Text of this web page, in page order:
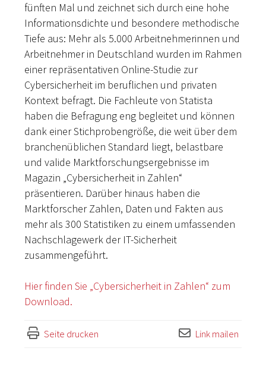
fünften Mal und zeichnet sich durch eine hohe
Informationsdichte und besondere methodische
Tiefe aus: Mehr als 5.000 Arbeitnehmerinnen und
Arbeitnehmer in Deutschland wurden im Rahmen
einer repräsentativen Online-Studie zur
Cybersicherheit im beruflichen und privaten
Kontext befragt. Die Fachleute von Statista
haben die Befragung eng begleitet und können
dank einer Stichprobengröße, die weit über dem
branchenüblichen Standard liegt, belastbare
und valide Marktforschungsergebnisse im
Magazin „Cybersicherheit in Zahlen“
präsentieren. Darüber hinaus haben die
Marktforscher Zahlen, Daten und Fakten aus
mehr als 300 Statistiken zu einem umfassenden
Nachschlagewerk der IT-Sicherheit
zusammengeführt.
Hier finden Sie „Cybersicherheit in Zahlen“ zum
Download.
Seite drucken Link mailen